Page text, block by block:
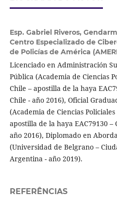
Esp. Gabriel Riveros,
Centro Especializado de
de Policías de América
Licenciado en Administración
Pública (Academia de Ciencias
Chile – apostilla de la haya
Chile - año 2016), Oficial
(Academia de Ciencias
apostilla de la haya EAC79130 –
año 2016), Diplomado en
(Universidad de Belgrano –
Argentina - año 2019).
REFERÊNCIAS